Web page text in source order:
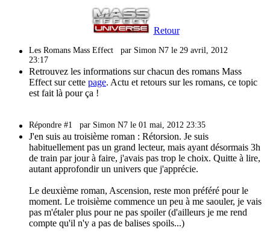
Retour
Les Romans Mass Effect par Simon N7 le 29 avril, 2012
23:17
Retrouvez les informations sur chacun des romans Mass
Effect sur cette page. Actu et retours sur les romans, ce topic
est fait là pour ça !
Répondre #1 par Simon N7 le 01 mai, 2012 23:35
J'en suis au troisième roman : Rétorsion. Je suis
habituellement pas un grand lecteur, mais ayant désormais 3h
de train par jour à faire, j'avais pas trop le choix. Quitte à lire,
autant approfondir un univers que j'apprécie.
Le deuxième roman, Ascension, reste mon préféré pour le
moment. Le troisième commence un peu à me saouler, je vais
pas m'étaler plus pour ne pas spoiler (d'ailleurs je me rend
compte qu'il n'y a pas de balises spoils...)